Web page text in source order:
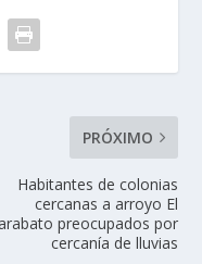
PRÓXIMO
Habitantes de colonias
cercanas a arroyo El
preocupados por
cercanía de lluvias